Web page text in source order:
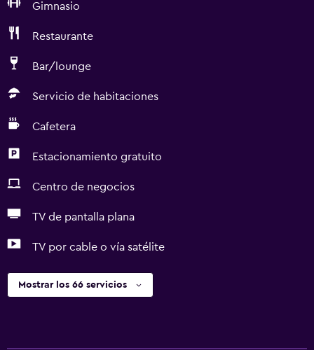
Gimnasio
Restaurante
Bar/lounge
Servicio de habitaciones
Cafetera
Estacionamiento gratuito
Centro de negocios
TV de pantalla plana
TV por cable o vía satélite
Mostrar los 66 servicios